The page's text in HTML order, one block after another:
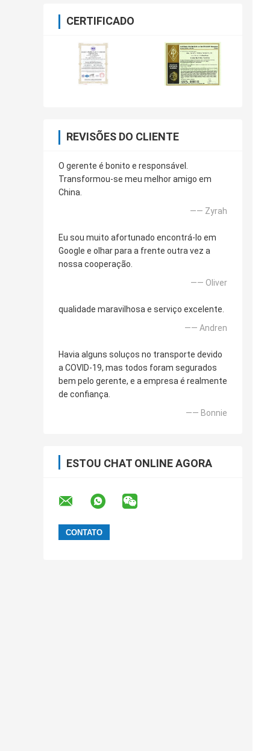
CERTIFICADO
REVISÕES DO CLIENTE
O gerente é bonito e responsável.
Transformou-se meu melhor amigo em
China.
—— Zyrah
Eu sou muito afortunado encontrá-lo em
Google e olhar para a frente outra vez a
nossa cooperação.
—— Oliver
qualidade maravilhosa e serviço excelente.
—— Andren
Havia alguns soluços no transporte devido
a COVID-19, mas todos foram segurados
bem pelo gerente, e a empresa é realmente
de confiança.
—— Bonnie
ESTOU CHAT ONLINE AGORA